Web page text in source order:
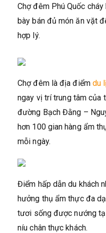
Chợ đêm Phú Quốc
bày bán đủ món ăn vặt
hợp lý.
Chợ đêm là địa điểm du
ngay vị trí trung tâm của
đường Bạch Đằng –
hơn 100 gian hàng ẩm
mỗi ngày.
Điểm hấp dẫn du khách
hưởng thụ ẩm thực đa
tươi sống được nướng
níu chân thực khách.